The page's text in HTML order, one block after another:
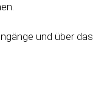
und über das